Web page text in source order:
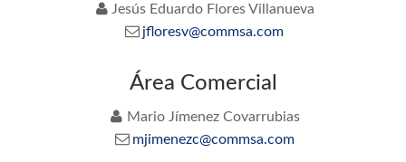
Comunidad y Medio Ambiente
Jesús Eduardo Flores Villanueva
jfloresv@commsa.com
Área Comercial
Mario Jímenez Covarrubias
mjimenezc@commsa.com